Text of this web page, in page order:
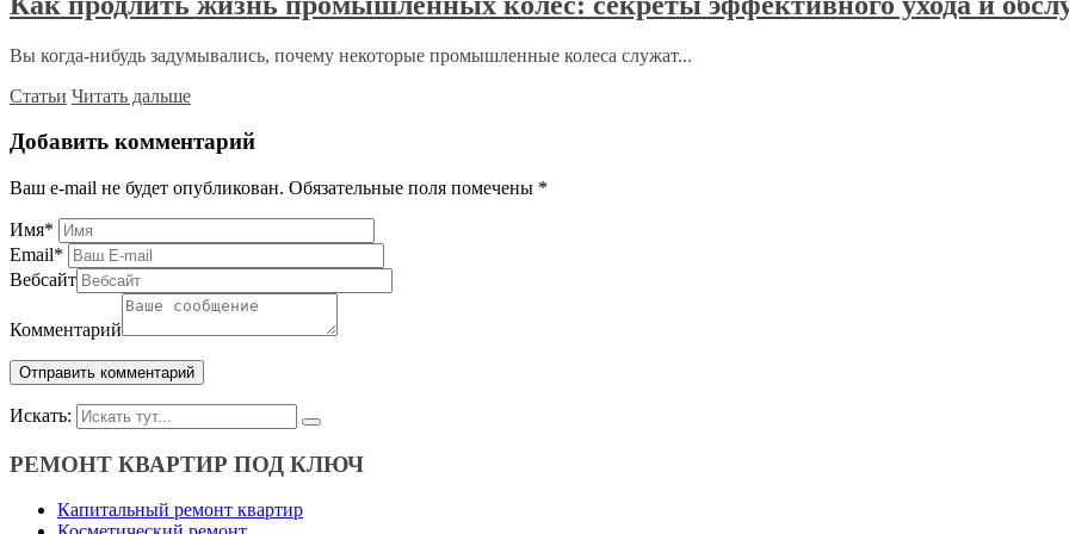
Вы когда-нибудь задумывались, почему некоторые промышленные колеса служат...
Статьи Читать дальше
Добавить комментарий
Ваш e-mail не будет опубликован. Обязательные поля помечены *
Имя*
Email*
Вебсайт
Комментарий
Искать:
РЕМОНТ КВАРТИР ПОД КЛЮЧ
Капитальный ремонт квартир